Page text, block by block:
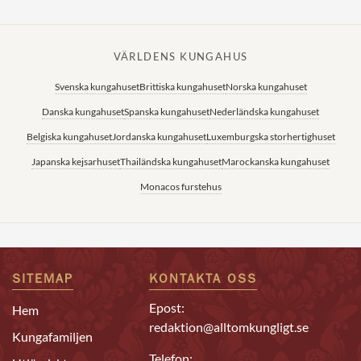
VÄRLDENS KUNGAHUS
Svenska kungahusetBrittiska kungahusetNorska kungahuset
Danska kungahusetSpanska kungahusetNederländska kungahuset
Belgiska kungahusetJordanska kungahusetLuxemburgska storhertighuset
Japanska kejsarhusetThailändska kungahusetMarockanska kungahuset
Monacos furstehus
SITEMAP
Hem
Kungafamiljen
KONTAKTA OSS
Epost:
redaktion@alltomkungligt.se